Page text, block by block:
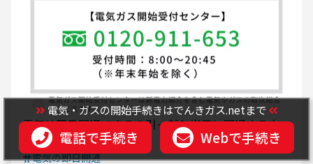
電気は即日開通できる？引っ越し当日に開通する方
法・緊急窓口も紹介
電気の即日開通
電気・ガスの開始手続きはでんきガス.netまで
電話で手続き Webで手続き